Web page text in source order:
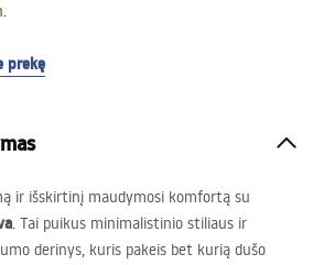
prekę
ir išskirtinį maudymosi komfortą su
. Tai puikus minimalistinio stiliaus ir
derinys, kuris pakeis bet kurią dušo